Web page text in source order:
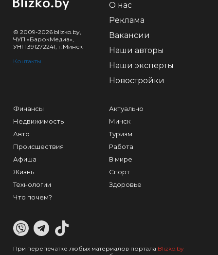
© 2009-2026 blizko.by,
ЧУП «БарокМедиа»,
УНП 391272241, г.Минск
Контакты
О нас
Реклама
Вакансии
Наши авторы
Наши эксперты
Новостройки
Финансы
Недвижимость
Авто
Происшествия
Афиша
Жизнь
Технологии
Что почем?
Актуально
Минск
Туризм
Работа
В мире
Спорт
Здоровье
При перепечатке любых материалов портала Blizko.by